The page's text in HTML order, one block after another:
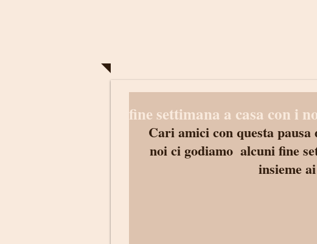
fine settimana a casa con i
Cari amici con questa
noi ci godiamo  alcuni fine
insieme